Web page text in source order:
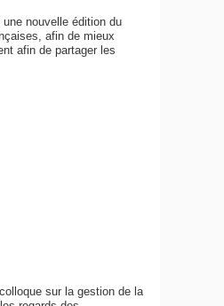
nouvelle édition du
afin de mieux
afin de partager les
sur la gestion de la